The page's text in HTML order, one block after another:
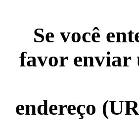
Se você
favor enviar
endereço